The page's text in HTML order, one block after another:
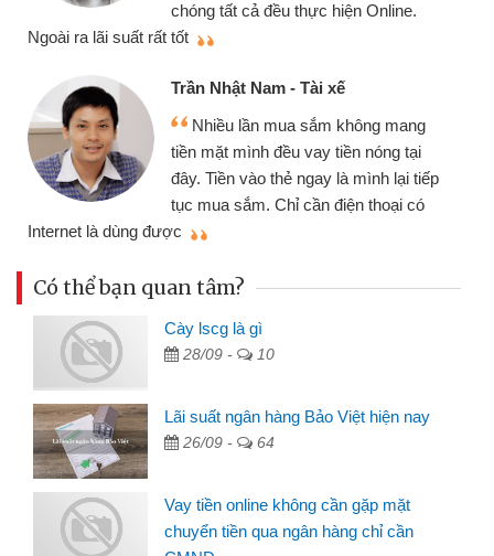
chóng tất cả đều thực hiện Online.
Ngoài ra lãi suất rất tốt
Trần Nhật Nam - Tài xế
Nhiều lần mua sắm không mang
tiền mặt mình đều vay tiền nóng tại
đây. Tiền vào thẻ ngay là mình lại tiếp
tục mua sắm. Chỉ cần điện thoại có
Internet là dùng được
Có thể bạn quan tâm?
Cày lscg là gì
28/09 - 10
Lãi suất ngân hàng Bảo Việt hiện nay
26/09 - 64
Vay tiền online không cần gặp mặt
chuyển tiền qua ngân hàng chỉ cần